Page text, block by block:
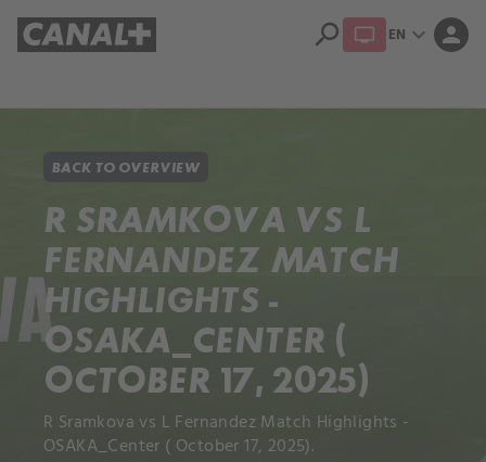
search EN expand_more person
BACK TO OVERVIEW
R SRAMKOVA VS L
FERNANDEZ MATCH
HIGHLIGHTS -
OSAKA_CENTER (
OCTOBER 17, 2025)
R Sramkova vs L Fernandez Match Highlights -
OSAKA_Center ( October 17, 2025).